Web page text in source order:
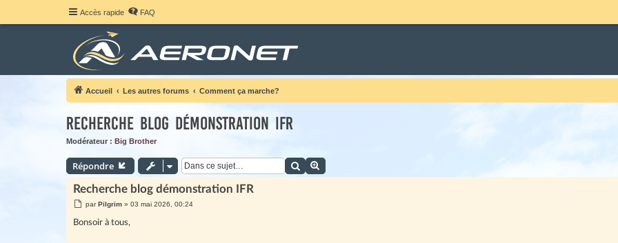
Accès rapide FAQ
Accueil Les autres forums Comment ça marche?
Recherche blog démonstration IFR
Modérateur : Big Brother
Répondre Rechercher
Recherche blog démonstration IFR
M
s
s
parPilgrim »03 mai 2026, 00:24
Bonsoir à tous,